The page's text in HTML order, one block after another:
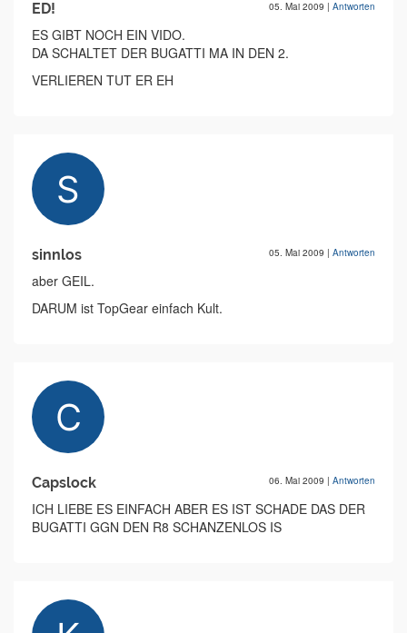
ED! 05. Mai 2009 | Antworten
ES GIBT NOCH EIN VIDO.
DA SCHALTET DER BUGATTI MA IN DEN 2.
VERLIEREN TUT ER EH
sinnlos 05. Mai 2009 | Antworten
aber GEIL.
DARUM ist TopGear einfach Kult.
Capslock 06. Mai 2009 | Antworten
ICH LIEBE ES EINFACH ABER ES IST SCHADE DAS DER
BUGATTI GGN DEN R8 SCHANZENLOS IS